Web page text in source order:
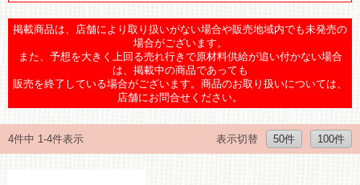
プリペイドカード・金券
ニンテンドー・ダウンロードカード
プリント
スキャン
ファクス
切手・はがき・印紙
セブンチケット
セブン‐イレブンでお受取り
停電時のサービス停止のお知らせ
会社概要
貸借対照表・損益計算書
沿革
サステナビリティ活動基本方針
サステナビリティ推進体制
GREEN CHALLENGE 2050
加盟店オーナー募集 物件募集・購入
アルバイト情報 採用情報
店舗検索
ネットショッピング
お問い合わせ
Language
掲載商品は、店舗により取り扱いがない場合や販売地域内でも未発売の
場合がございます。
また、予想を大きく上回る売れ行きで原材料供給が追い付かない場合
は、掲載中の商品であっても
販売を終了している場合がございます。商品のお取り扱いについては、
店舗にお問合せください。
4件中 1-4件表示 表示切替 50件 100件